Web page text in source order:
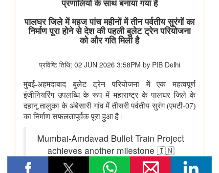
आयुष औषधियों का मानकीकरण
महिलाओं के लिए आयुष स्वास्थ्य सेवाओं की प्रगति
जनजातीय क्षेत्रों में आयुष स्वास्थ्य सेवाएं
प्रणाली के रूप में उभरना चाहिए: केंद्रीय मंत्री श्री प्रतापराव जाधव
कृषि एवं किसान कल्‍याण मंत्रालय
विषय: मानव-जनित भूमि क्षरण के कारण कृषि उपज में हानि
विषय- एग्रीस्टैक और डिजिटल कृषि मिशन का कार्यान्वयन
विषय- किसान उत्पादक संगठनों (एफपीओ) का गठन
विषय: राष्ट्रीय खाद्य तेल मिशन तिलहन (एनएमईओ-तिलहन) का क्रियान्वयन
विषय: तिलहन एवं दलहन के उत्पादन को बढ़ाने के लिए उठाए गए कदम